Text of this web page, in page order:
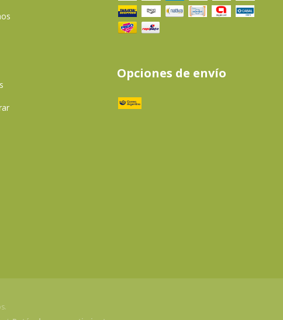
Opciones de envío